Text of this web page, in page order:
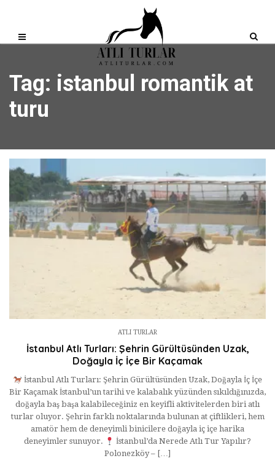
Tag: istanbul romantik at
turu
ATLI TURLAR
İstanbul Atlı Turları: Şehrin Gürültüsünden Uzak,
Doğayla İç İçe Bir Kaçamak
İstanbul Atlı Turları: Şehrin Gürültüsünden Uzak, Doğayla İç İçe
Bir Kaçamak İstanbul’un tarihi ve kalabalık yüzünden sıkıldığınızda,
doğayla baş başa kalabileceğiniz en keyifli aktivitelerden biri atlı
turlar oluyor. Şehrin farklı noktalarında bulunan at çiftlikleri, hem
amatör hem de deneyimli binicilere doğayla iç içe harika
deneyimler sunuyor.
İstanbul’da Nerede Atlı Tur Yapılır?
Polonezköy – […]